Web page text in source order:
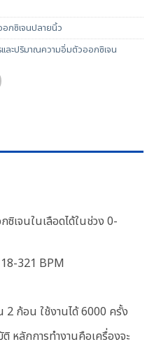
อกซิเจนปลายนิ้ว
เละปริมาณความอิ่มตัวออกซิเจน
เจนในเลือดได้ในช่วง 0-
321 BPM
2 ก้อน ใช้งานได้ 6000 ครั้ง
หลักการทำงานคือเครื่องจะ